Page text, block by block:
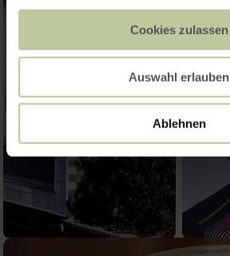
Cookies zulassen
Auswahl erlauben
Ablehnen